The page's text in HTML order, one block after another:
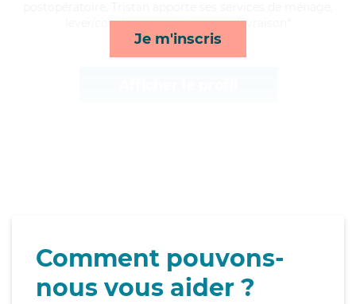
Je m'inscris
lever/coucher, repas et courses/livraison*
Comment pouvons-
nous vous aider ?